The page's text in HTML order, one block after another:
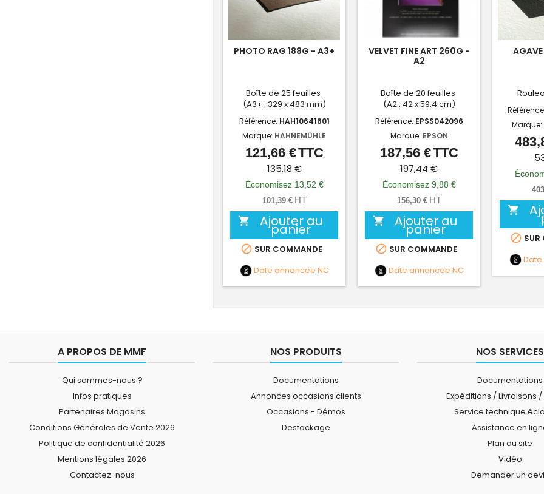
PHOTO RAG 188G - A3+
Boîte de 25 feuilles
(A3+ : 329 x 483 mm)
Référence: HAH10641601
Marque: HAHNEMÜHLE
Prix
Prix
de
base
121,66 €TTC
135,18 €
Économisez 13,52 €
101,39 € HT
 Ajouter au
panier
 SUR COMMANDE
Date annoncée NC
VELVET FINE ART 260G -
A2
Boîte de 20 feuilles
(A2 : 42 x 59.4 cm)
Référence: EPSS042096
Marque: EPSON
Prix
Prix
de
base
187,56 €TTC
197,44 €
Économisez 9,88 €
156,30 € HT
 Ajouter au
panier
 SUR COMMANDE
Date annoncée NC
Marque:

 SUR
A PROPOS DE MMF
Qui sommes-nous ?
Infos pratiques
Partenaires Magasins
Conditions Générales de Vente 2026
Politique de confidentialité 2026
Mentions légales 2026
Contactez-nous
NOS PRODUITS
Documentations
Annonces occasions clients
Occasions - Démos
Destockage
NOS SERVICES
Documentations
Expéditions / Livraisons
Service technique
Assistance en
Plan du site
Vidéo
Demander un